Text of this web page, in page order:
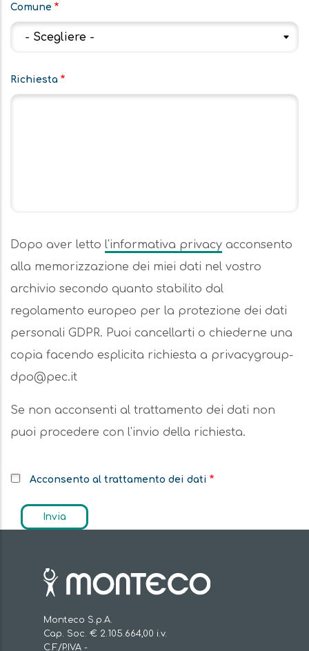
Comune
Richiesta
Dopo aver letto l'informativa privacy acconsento
alla memorizzazione dei miei dati nel vostro
archivio secondo quanto stabilito dal
regolamento europeo per la protezione dei dati
personali GDPR. Puoi cancellarti o chiederne una
copia facendo esplicita richiesta a privacygroup-
dpo@pec.it
Se non acconsenti al trattamento dei dati non
puoi procedere con l'invio della richiesta.
Acconsento al trattamento dei dati
Monteco S.p.A.
Cap. Soc. € 2.105.664,00 i.v.
C.F./P.IVA -